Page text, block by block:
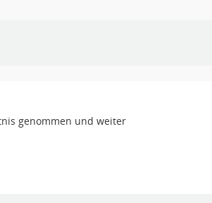
genommen und weiter